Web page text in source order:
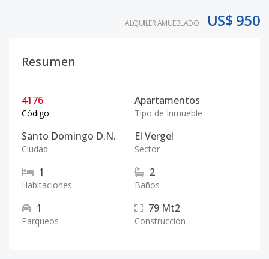
ALQUILER AMUEBLADO US$ 950
Resumen
4176
Código
Apartamentos
Tipo de Inmueble
Santo Domingo D.N.
Ciudad
El Vergel
Sector
1
Habitaciones
2
Baños
1
Parqueos
79 Mt2
Construcción